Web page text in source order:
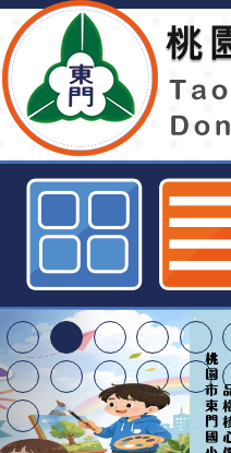
周大觀抗癌圓
525電子發票隨
球資訊網
特殊教